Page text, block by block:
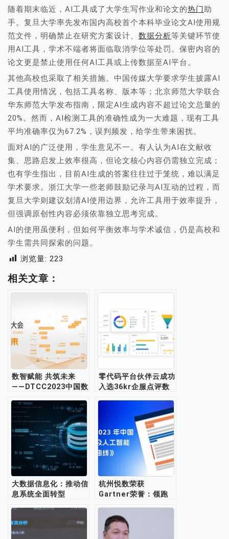
随着期末临近，AI工具成了大学生写作业和论文的热门助
手。复旦大学率先发布国内高校首个本科毕业论文AI使用规
范文件，明确禁止在研究方案设计、 数据分析等关键环节使
用AI工具，学术不端者将面临取消学位等处罚。保密内容的
论文更是禁止使用任何AI工具或上传数据至AI平台。
其他高校也采取了相关措施。中国传媒大学要求学生披露AI
工具使用情况，包括工具名称、版本等；北京师范大学联合
华东师范大学发布指南，限定AI生成内容不超过论文总量的
20%。然而，AI检测工具的准确性成为一大难题，现有工具
平均准确率仅为67.2%，误判频发，给学生带来困扰。
面对AI的广泛使用，学生意见不一。有人认为AI在文献收
集、思路启发上效率很高，但论文核心内容仍需独立完成；
也有学生指出，目前AI生成的答案往往过于笼统，难以满足
学术要求。浙江大学一些老师鼓励记录与AI互动的过程，而
复旦大学则建议划清AI使用边界，允许工具用于效率提升，
但强调原创性内容必须依靠独立思考完成。
AI的使用虽便利，但如何平衡效率与学术诚信，仍是高校和
学生需共同探索的问题。
浏览量: 223
相关文章：
数智赋能 共筑未来
——DTCC2023中国数
加！
零代码平台伙伴云成功
入选36kr企服点评数
大数据信息化：推动信
息系统全面转型
杭州悦数荣获
Gartner荣誉：领跑
领域